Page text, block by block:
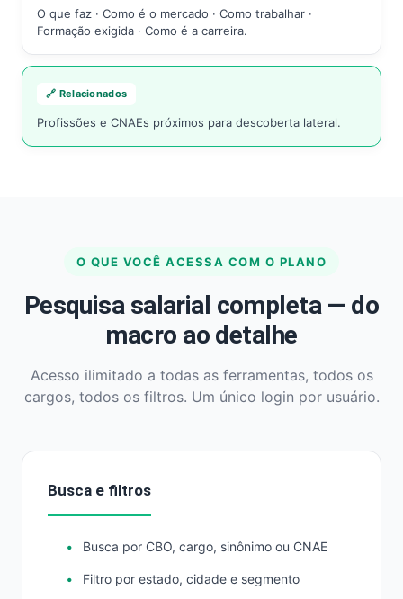
O que faz · Como é o mercado · Como trabalhar ·
Formação exigida · Como é a carreira.
🔗 Relacionados
Profissões e CNAEs próximos para descoberta lateral.
O QUE VOCÊ ACESSA COM O PLANO
Pesquisa salarial completa — do
macro ao detalhe
Acesso ilimitado a todas as ferramentas, todos os
cargos, todos os filtros. Um único login por usuário.
Busca e filtros
Busca por CBO, cargo, sinônimo ou CNAE
Filtro por estado, cidade e segmento